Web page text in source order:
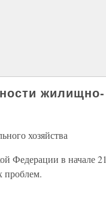
жилищно-
хозяйства
Федерации в начале 21
проблем.